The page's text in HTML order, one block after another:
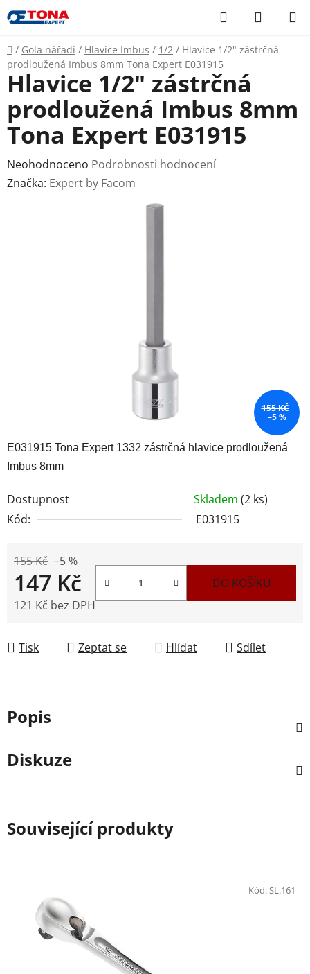
Přejít
na
obsah
Hledat
KOŠÍK
Domů
/ Gola nářadí / Hlavice Imbus / 1/2 / Hlavice 1/2" zástrčná
prodloužená Imbus 8mm Tona Expert E031915
E031915 Tona Expert 1332 zástrčná hlavice prodloužená
Imbus 8mm
Dostupnost Skladem (2 ks)
Kód:
E031915
155 Kč –5 %
147 Kč
121 Kč bez DPH
DO KOŠÍKU
Tisk Zeptat se Hlídat Sdílet
Hlavice 1/2" zástrčná
prodloužená Imbus 8mm
Tona Expert E031915
Průměrné
hodnocení
Neohodnoceno Podrobnosti hodnocení
Značka: Expert by Facom
155 KČ
–5 %
Popis
Diskuze
Související produkty
Kód: SL.161